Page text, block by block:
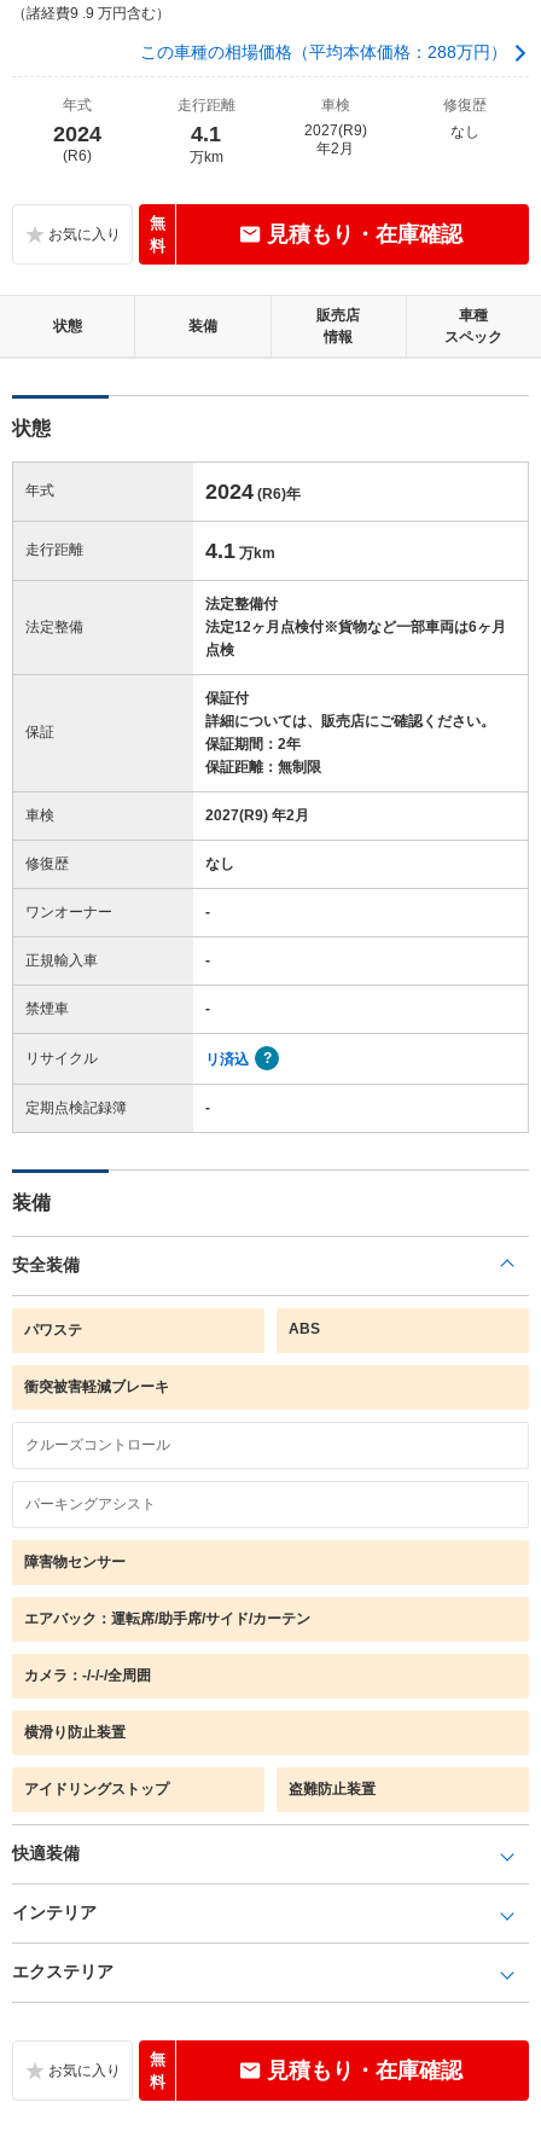
（諸経費9 .9 万円含む）
この車種の相場価格（平均本体価格：288万円）
年式
2024
(R6)
走行距離
4.1
万km
車検
2027(R9)
年2月
修復歴
なし
無
料
見積もり・在庫確認
状態 装備
販売店
情報
車種
スペック
状態
年式 2024 (R6)年
走行距離 4.1 万km
法定整備
法定整備付
法定12ヶ月点検付※貨物など一部車両は6ヶ月
点検
保証
保証付
詳細については、販売店にご確認ください。
保証期間：2年
保証距離：無制限
車検 2027(R9) 年2月
修復歴 なし
ワンオーナー -
正規輸入車 -
禁煙車 -
リサイクル リ済込
定期点検記録簿 -
装備
安全装備
パワステ ABS
衝突被害軽減ブレーキ
クルーズコントロール
パーキングアシスト
障害物センサー
エアバック：運転席/助手席/サイド/カーテン
カメラ：-/-/-/全周囲
横滑り防止装置
アイドリングストップ 盗難防止装置
快適装備
インテリア
エクステリア
無
料
見積もり・在庫確認